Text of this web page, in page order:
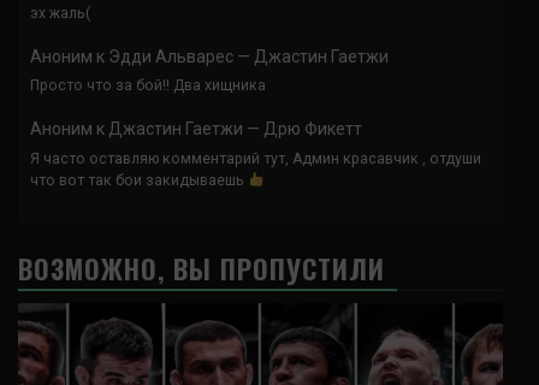
эх жаль(
Аноним к Эдди Альварес — Джастин Гаетжи
Просто что за бой!! Два хищника
Аноним к Джастин Гаетжи — Дрю Фикетт
Я часто оставляю комментарий тут, Админ красавчик , отдуши
что вот так бои закидываешь
ВОЗМОЖНО, ВЫ ПРОПУСТИЛИ